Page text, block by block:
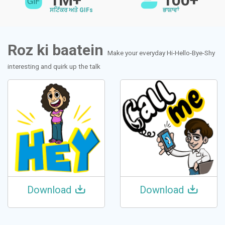
ਸਟਿੱਕਰ ਅਤੇ GIFs ਭਾਸ਼ਾਵਾਂ
Roz ki baatein
Make your everyday Hi-Hello-Bye-Shy
interesting and quirk up the talk
Download Download